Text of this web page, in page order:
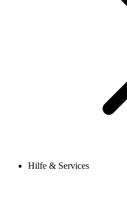
Hilfe & Services